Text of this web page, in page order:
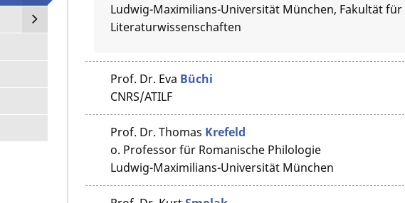
Ludwig-Maximilians-Universität München, Fakultät für
Literaturwissenschaften
Prof. Dr. Eva Büchi
CNRS/ATILF
Prof. Dr. Thomas Krefeld
o. Professor für Romanische Philologie
Ludwig-Maximilians-Universität München